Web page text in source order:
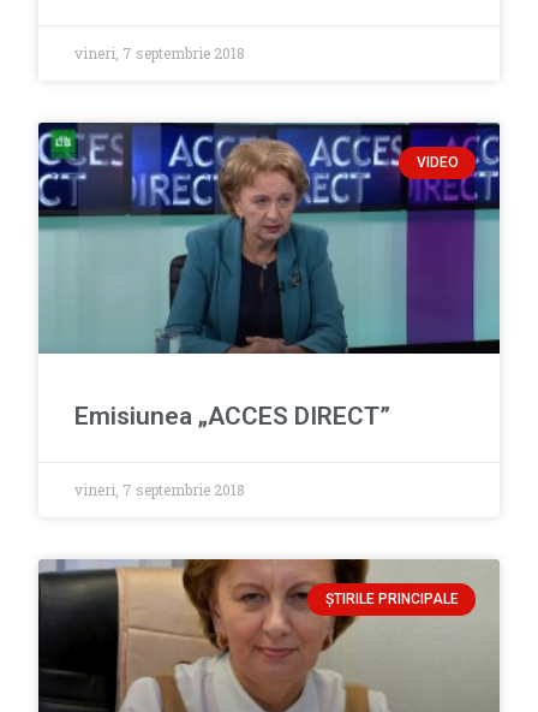
vineri, 7 septembrie 2018
VIDEO
Emisiunea „ACCES DIRECT”
vineri, 7 septembrie 2018
ȘTIRILE PRINCIPALE